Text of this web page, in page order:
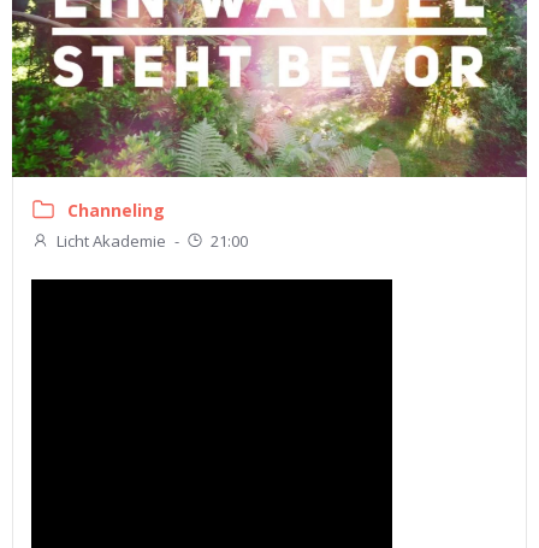
Channeling
Licht Akademie - 21:00